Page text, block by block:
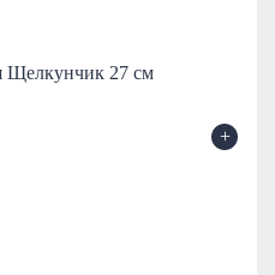
Щелкунчик 27 см
+